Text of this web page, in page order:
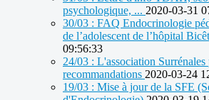
psychologique, ... 2020-03-31
30/03 : FAQ Endocrinologie
de l’adolescent de l’hôpital
09:56:33
24/03 : L'association Surrénales
recommandations 2020-03-24
19/03 : Mise à jour de la SFE